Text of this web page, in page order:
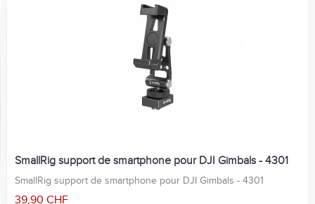
SmallRig support de smartphone pour DJI Gimbals - 4301
SmallRig support de smartphone pour DJI Gimbals - 4301
39,90 CHF